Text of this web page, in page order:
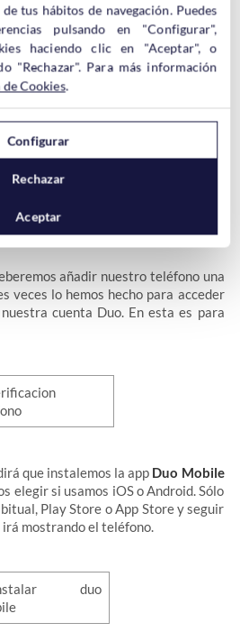
nos pedirá que elijamos el
usar para realizar la verificación. Lo
añadir nuestro teléfono una
veces lo hemos hecho para acceder
cuenta Duo. En esta es para
que instalemos la app Duo Mobile
elegir si usamos iOS o Android. Sólo
Play Store o App Store y seguir
mostrando el teléfono.
tus hábitos de navegación. Puedes
pulsando en "Configurar",
haciendo clic en "Aceptar", o
"Rechazar". Para más información
Cookies.
Configurar
Rechazar
Aceptar